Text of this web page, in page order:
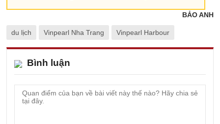
BẢO ANH
du lịch Vinpearl Nha Trang Vinpearl Harbour
Bình luận